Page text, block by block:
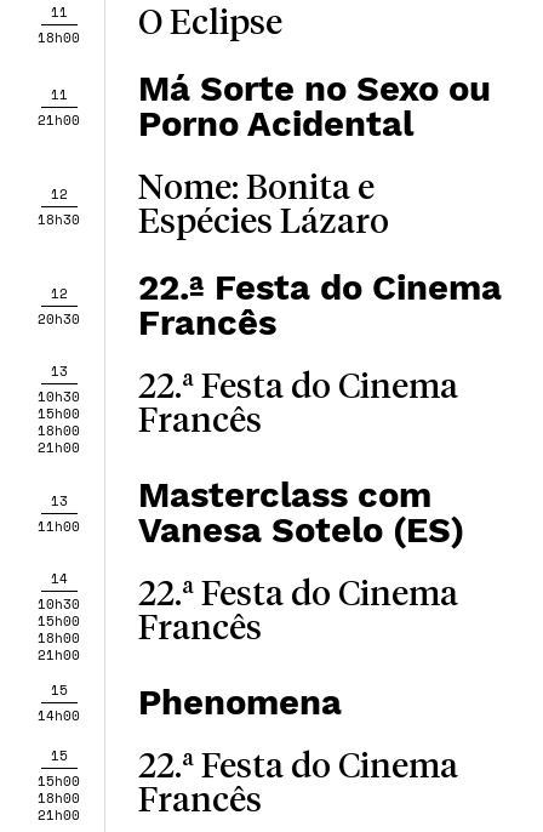
11
18h00
O Eclipse
11
21h00
Má Sorte no Sexo ou
Porno Acidental
12
18h30
Nome: Bonita e
Espécies Lázaro
12
20h30
22.ª Festa do Cinema
Francês
13
10h30
15h00
18h00
21h00
22.ª Festa do Cinema
Francês
13
11h00
Masterclass com
Vanesa Sotelo (ES)
14
10h30
15h00
18h00
21h00
22.ª Festa do Cinema
Francês
15
14h00
Phenomena
15
15h00
18h00
21h00
22.ª Festa do Cinema
Francês